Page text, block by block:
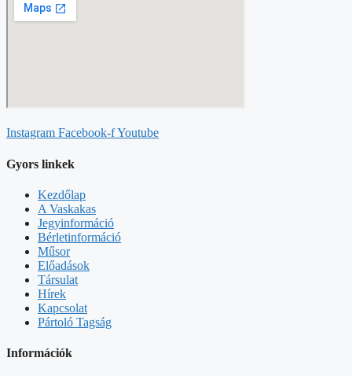
Instagram Facebook-fYoutube
Gyors linkek
Kezdőlap
A Vaskakas
Jegyinformáció
Bérletinformáció
Műsor
Előadások
Társulat
Hírek
Kapcsolat
Pártoló Tagság
Információk